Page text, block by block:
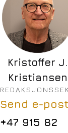
Kristoffer J.
Kristiansen
Send e-post
+47 915 82